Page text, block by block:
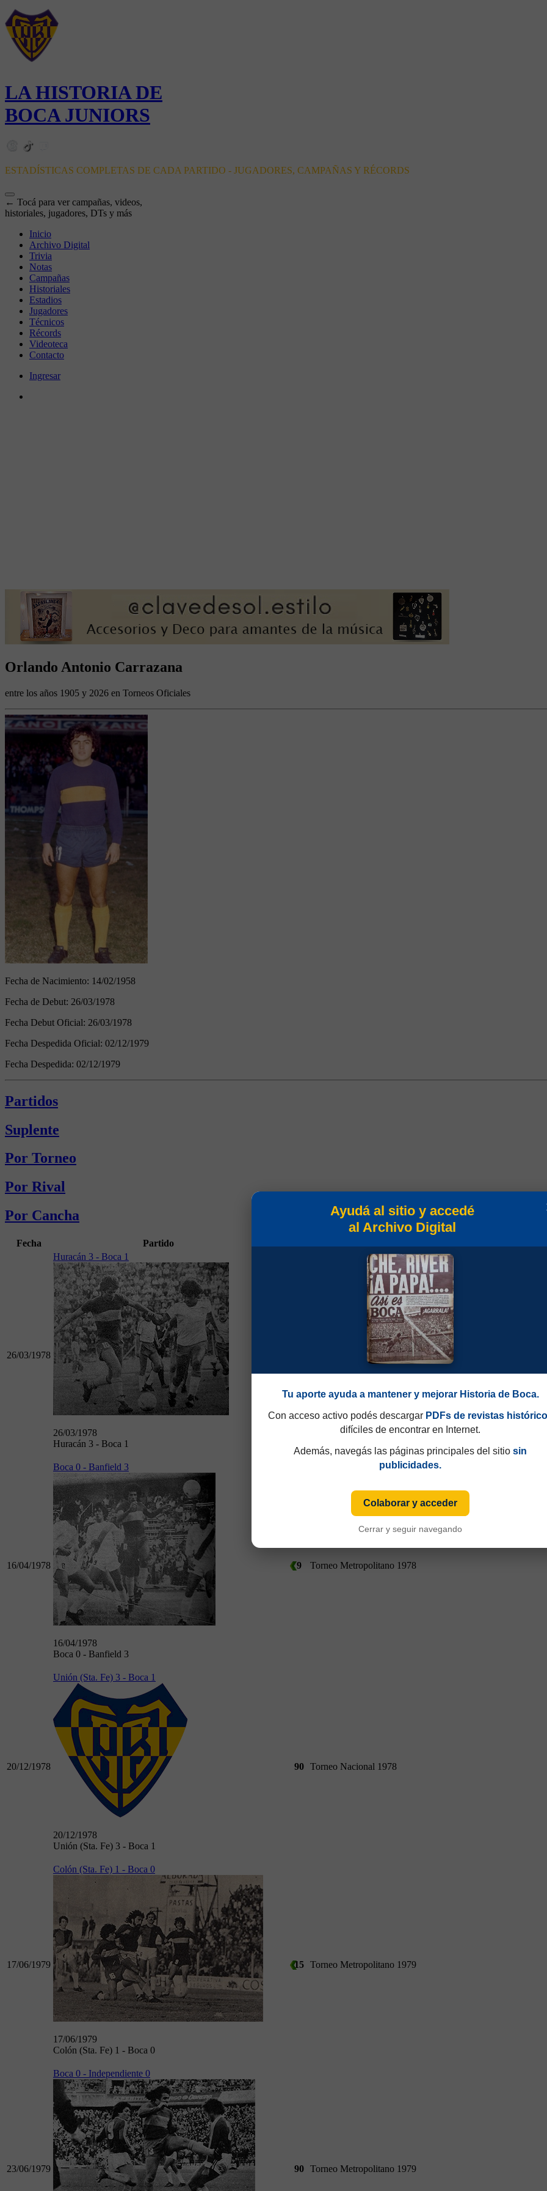
LA HISTORIA DE
BOCA JUNIORS
ESTADÍSTICAS COMPLETAS DE CADA PARTIDO - JUGADORES, CAMPAÑAS Y RÉCORDS
← Tocá para ver campañas, videos,
historiales, jugadores, DTs y más
Inicio
Archivo Digital
Trivia
Notas
Campañas
Historiales
Estadios
Jugadores
Técnicos
Récords
Videoteca
Contacto
Ingresar
Orlando Antonio Carrazana
entre los años 1905 y 2026 en Torneos Oficiales
Fecha de Nacimiento: 14/02/1958
Fecha de Debut: 26/03/1978
Fecha Debut Oficial: 26/03/1978
Fecha Despedida Oficial: 02/12/1979
Fecha Despedida: 02/12/1979
Partidos
Suplente
Por Torneo
Por Rival
Por Cancha
Fecha Partido
26/03/1978
Huracán 3 - Boca 1
26/03/1978
Huracán 3 - Boca 1
Torneo Metropolitano 1978
16/04/1978
Boca 0 - Banfield 3
16/04/1978
Boca 0 - Banfield 3
9 Torneo Metropolitano 1978
20/12/1978
Unión (Sta. Fe) 3 - Boca 1
20/12/1978
Unión (Sta. Fe) 3 - Boca 1
90 Torneo Nacional 1978
17/06/1979
Colón (Sta. Fe) 1 - Boca 0
17/06/1979
Colón (Sta. Fe) 1 - Boca 0
15 Torneo Metropolitano 1979
23/06/1979
Boca 0 - Independiente 0
90 Torneo Metropolitano 1979
Ayudá al sitio y accedé
al Archivo Digital
Tu aporte ayuda a mantener y mejorar Historia de Boca.
Con acceso activo podés descargar PDFs de revistas
difíciles de encontrar en Internet.
Además, navegás las páginas principales del sitio sin
publicidades.
Colaborar y acceder
Cerrar y seguir navegando